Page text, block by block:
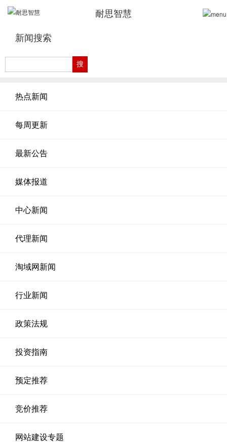
耐思智慧
新闻搜索
热点新闻
每周更新
最新公告
媒体报道
中心新闻
代理新闻
淘域网新闻
行业新闻
政策法规
投资指南
预定推荐
竞价推荐
网站建设专题